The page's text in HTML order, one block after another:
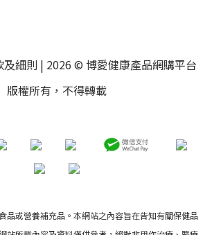
及細則 | 2026 © 博愛健康產品網購平台
版權所有，不得轉載
品或營養補充品。本網站之內容旨在告知有關保健品